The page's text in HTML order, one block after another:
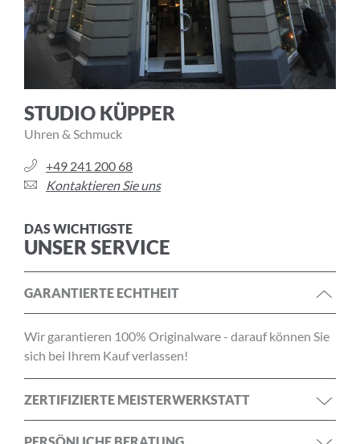
STUDIO KÜPPER
Uhren & Schmuck
+49 241 200 68
Kontaktieren Sie uns
DAS WICHTIGSTE
UNSER SERVICE
GARANTIERTE ECHTHEIT
Wir garantieren 100% Originalware - darauf können Sie
sich bei Ihrem Kauf verlassen!
ZERTIFIZIERTE MEISTERWERKSTATT